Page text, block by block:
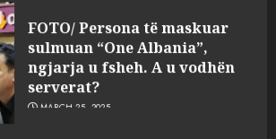
FOTO/ Persona të maskuar
sulmuan “One Albania”,
ngjarja u fsheh. A u vodhën
serverat?
MARCH 25, 2025